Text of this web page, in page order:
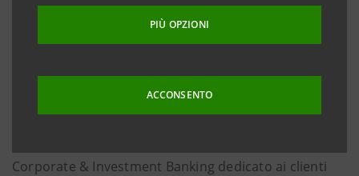
PIÙ OPZIONI
ACCONSENTO
inserisce nella più ampia strategia del
Gruppo tesa a supportare ulteriormente la
sempre più all’avanguardia”.
Milano, 25 febbraio 2022–Intesa Sanpaololancia
Corporate & Investment Banking dedicato ai clienti